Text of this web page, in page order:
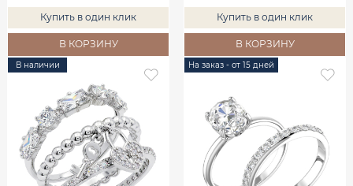
Купить в один клик
В КОРЗИНУ
Купить в один клик
В КОРЗИНУ
В наличии На заказ - от 15 дней